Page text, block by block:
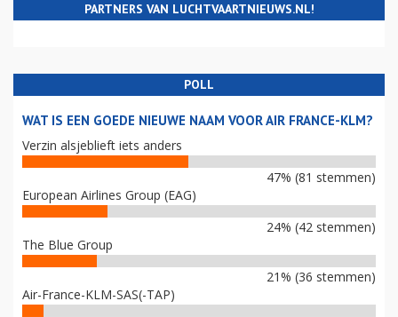
PARTNERS VAN LUCHTVAARTNIEUWS.NL!
POLL
WAT IS EEN GOEDE NIEUWE NAAM VOOR AIR FRANCE-KLM?
Verzin alsjeblieft iets anders
47% (81 stemmen)
European Airlines Group (EAG)
24% (42 stemmen)
The Blue Group
21% (36 stemmen)
Air-France-KLM-SAS(-TAP)